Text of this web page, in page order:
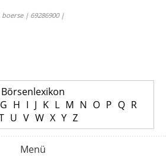
boerse | 69286900 |
Börsenlexikon
G H I J K L M N O P Q R
U V W X Y Z
Menü